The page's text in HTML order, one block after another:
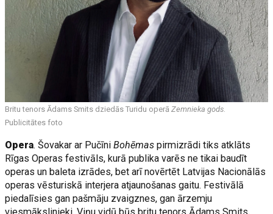
Britu tenors Ādams Smits dziedās Turidu operāZemnieka gods
Publicitātes foto
Opera. Šovakar ar PučīniBohēmaspirmizrādi tiks atklāts
Rīgas Operas festivāls, kurā publika varēs ne tikai baudīt
operas un baleta izrādes, bet arī novērtēt Latvijas Nacionālās
operas vēsturiskā interjera atjaunošanas gaitu. Festivālā
piedalīsies gan pašmāju zvaigznes, gan ārzemju